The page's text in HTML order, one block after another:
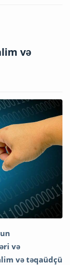
və
və
və təqaüdçü